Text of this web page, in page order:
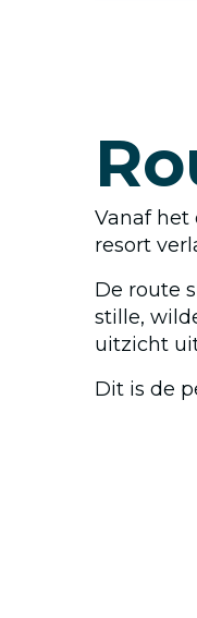
Vanaf het
resort
De route
stille,
uitzicht
Dit is de